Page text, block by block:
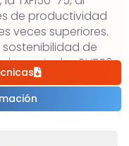
de productividad
veces superiores.
de
PHT50
ECO-
impacto ambiental
OEKO-